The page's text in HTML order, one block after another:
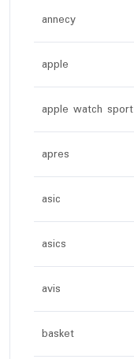
annecy
apple
apple watch sport
apres
asic
asics
avis
basket